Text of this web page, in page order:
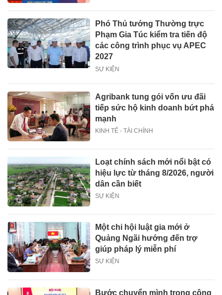
Phó Thủ tướng Thường trực
Phạm Gia Túc kiểm tra tiến độ
các công trình phục vụ APEC
2027
SỰ KIỆN
Agribank tung gói vốn ưu đãi
tiếp sức hộ kinh doanh bứt phá
mạnh
KINH TẾ - TÀI CHÍNH
Loạt chính sách mới nổi bật có
hiệu lực từ tháng 8/2026, người
dân cần biết
SỰ KIỆN
Một chi hội luật gia mới ở
Quảng Ngãi hướng đến trợ
giúp pháp lý miễn phí
SỰ KIỆN
Bước chuyển mình trong công